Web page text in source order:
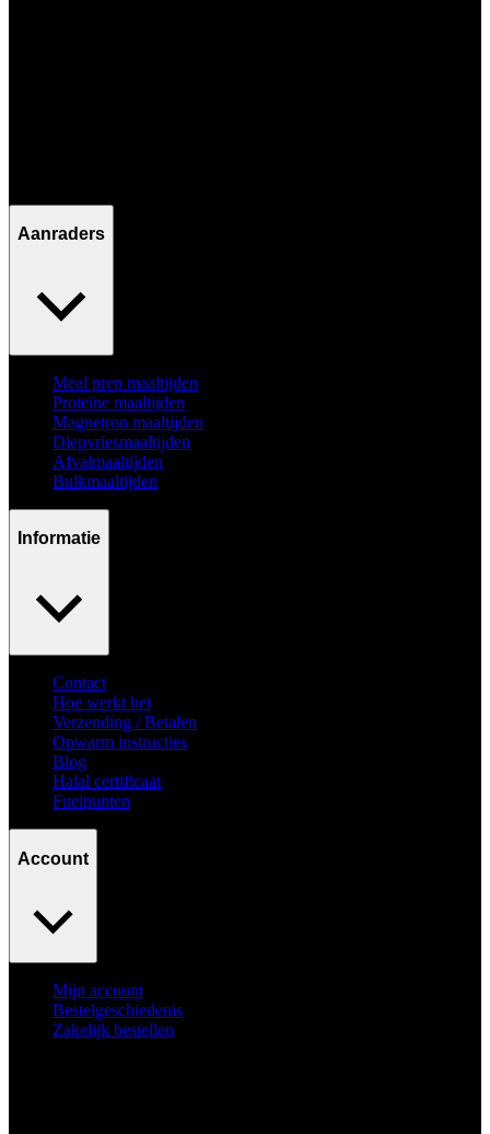
Aanraders
Meal prep maaltijden
Proteïne maaltijden
Magnetron maaltijden
Diepvriesmaaltijden
Afvalmaaltijden
Bulkmaaltijden
Informatie
Contact
Hoe werkt het
Verzending / Betalen
Opwarm instructies
Blog
Halal certificaat
Fuelpunten
Account
Mijn account
Bestelgeschiedenis
Zakelijk bestellen